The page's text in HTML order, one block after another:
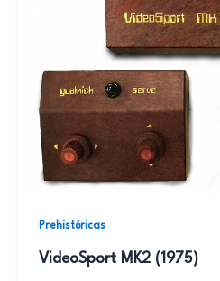
Prehistóricas
VideoSport MK2 (1975)